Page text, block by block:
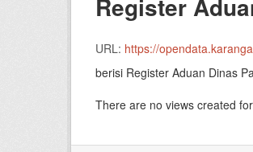
Register
URL: https://
berisi Register Aduan Dinas
There are no views created